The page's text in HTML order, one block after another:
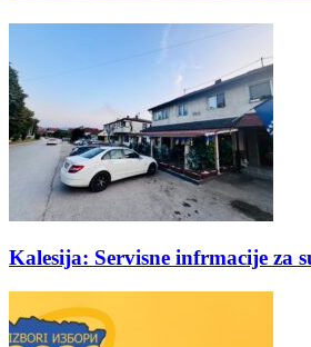
Kalesija: Servisne infrmacije za